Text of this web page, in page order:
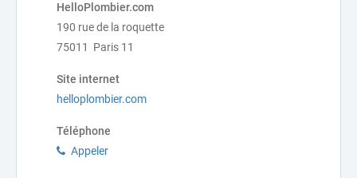
HelloPlombier.com
190 rue de la roquette
75011 Paris 11
Site internet
helloplombier.com
Téléphone
Appeler